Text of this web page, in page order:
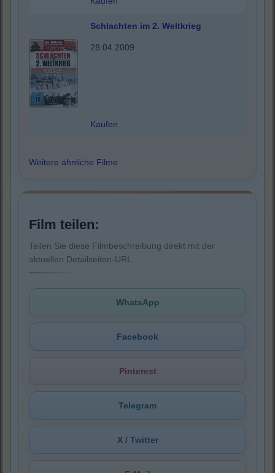
Schlachten im 2. Weltkrieg
28.04.2009
Kaufen
Weitere ähnliche Filme
Film teilen:
Teilen Sie diese Filmbeschreibung direkt mit der
aktuellen Detailseiten-URL.
WhatsApp
Facebook
Pinterest
Telegram
X / Twitter